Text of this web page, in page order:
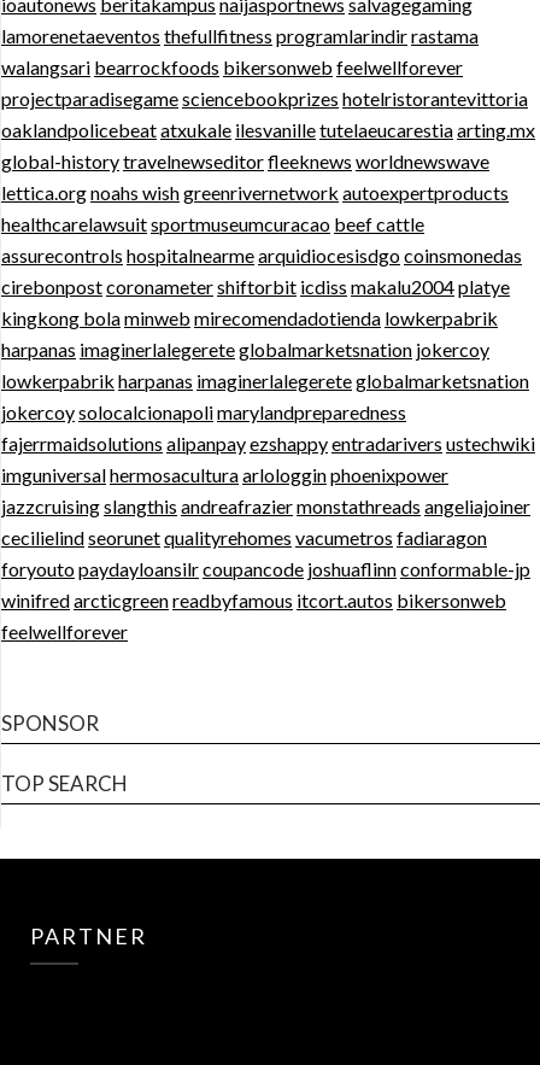
lamorenetaeventos thefullfitness programlarindirrastama
walangsari bearrockfoods bikersonweb feelwellforever
projectparadisegamesciencebookprizes hotelristorantevittoria
oaklandpolicebeatatxukale ilesvanilletutelaeucarestiaarting.mx
global-historytravelnewseditorfleeknews worldnewswave
lettica.orgnoahs wishgreenrivernetwork autoexpertproducts
healthcarelawsuitsportmuseumcuracao beef cattle
assurecontrols hospitalnearmearquidiocesisdgocoinsmonedas
cirebonpostcoronametershiftorbit icdiss makalu2004platye
kingkong bolaminweb mirecomendadotienda lowkerpabrik
harpanas imaginerlalegereteglobalmarketsnation jokercoy
lowkerpabrik harpanas imaginerlalegereteglobalmarketsnation
jokercoysolocalcionapolimarylandpreparedness
fajerrmaidsolutions alipanpayezshappyentradarivers ustechwiki
imguniversalhermosaculturaarlologginphoenixpower
jazzcruisingslangthis andreafraziermonstathreads angeliajoiner
cecilielindseorunetqualityrehomes vacumetros fadiaragon
foryoutopaydayloansilrcoupancode joshuaflinnconformable-jp
winifredarcticgreenreadbyfamous itcort.autos bikersonweb
feelwellforever
SPONSOR
TOP SEARCH
PARTNER